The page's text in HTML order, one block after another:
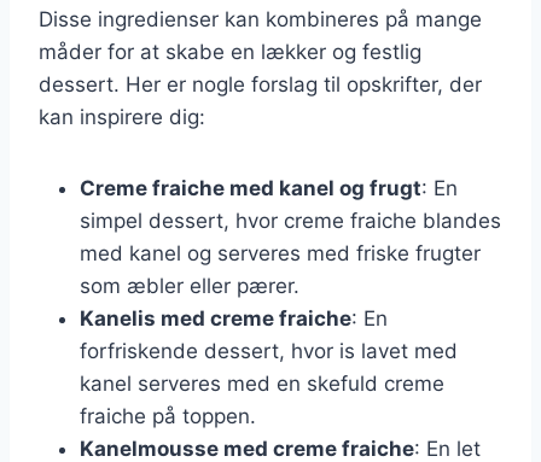
Disse ingredienser kan kombineres på mange
måder for at skabe en lækker og festlig
dessert. Her er nogle forslag til opskrifter, der
kan inspirere dig:
Creme fraiche med kanel og frugt: En
simpel dessert, hvor creme fraiche blandes
med kanel og serveres med friske frugter
som æbler eller pærer.
Kanelis med creme fraiche: En
forfriskende dessert, hvor is lavet med
kanel serveres med en skefuld creme
fraiche på toppen.
Kanelmousse med creme fraiche: En let